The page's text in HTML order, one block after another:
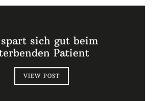
sich gut beim
Patient
VIEW POST